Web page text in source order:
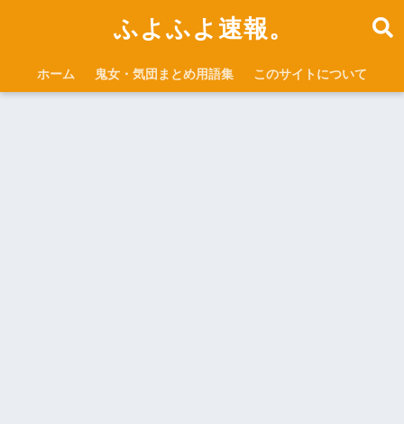
ふよふよ速報。
ホーム 鬼女・気団まとめ用語集 このサイトについて